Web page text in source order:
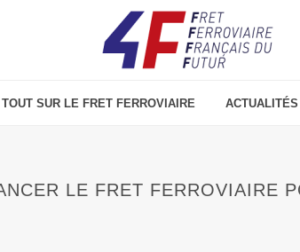
TOUT SUR LE FRET FERROVIAIRE ACTUALITÉS
LE FRET FERROVIAIRE